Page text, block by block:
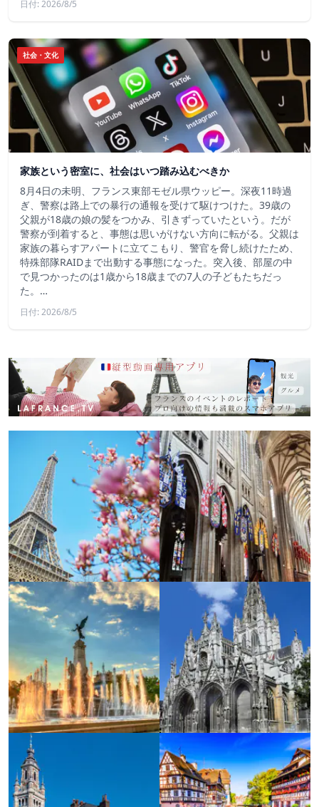
日付: 2026/8/5
社会・文化
家族という密室に、社会はいつ踏み込むべきか
8月4日の未明、フランス東部モゼル県ウッピー。深夜11時過
ぎ、警察は路上での暴行の通報を受けて駆けつけた。39歳の
父親が18歳の娘の髪をつかみ、引きずっていたという。だが
警察が到着すると、事態は思いがけない方向に転がる。父親は
家族の暮らすアパートに立てこもり、警官を脅し続けたため、
特殊部隊RAIDまで出動する事態になった。突入後、部屋の中
で見つかったのは1歳から18歳までの7人の子どもたちだっ
た。…
日付: 2026/8/5